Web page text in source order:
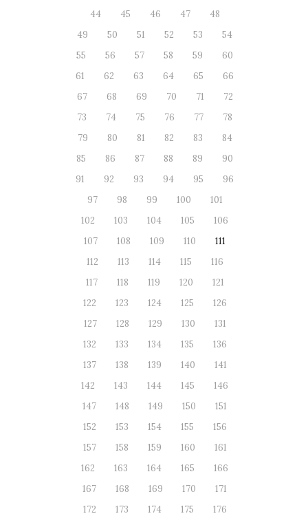
44
45 46 47
48
49
50 51 52 53
54
55
56 57 58 59
60
61
62 63 64 65
66
67
68 69 70 71
72
73
74 75 76 77
78
79
80 81 82 83
84
85
86 87 88 89
90
91
92 93 94 95
96
97
98 99 100
101
102
103 104 105
106
107
108 109 110
111
112
113 114 115
116
117
118 119 120
121
122
123 124 125
126
127
128 129 130
131
132
133 134 135
136
137
138 139 140
141
142
143 144 145
146
147
148 149 150
151
152
153 154 155
156
157
158 159 160
161
162
163 164 165
166
167
168 169 170
171
172
173 174 175
176